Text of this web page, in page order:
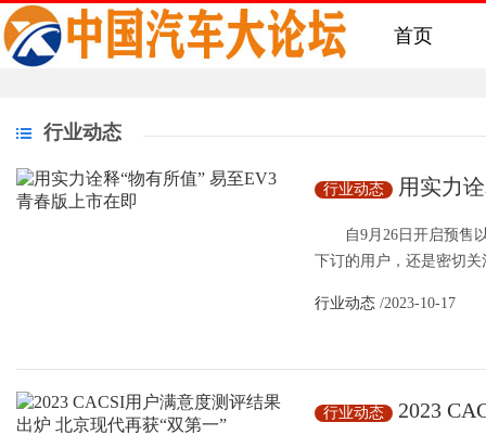
首页
行业动态
行业动态 用实力
自9月26日开启预售以
下订的用户，还是密切
行业动态 /2023-10-17
行业动态
2023